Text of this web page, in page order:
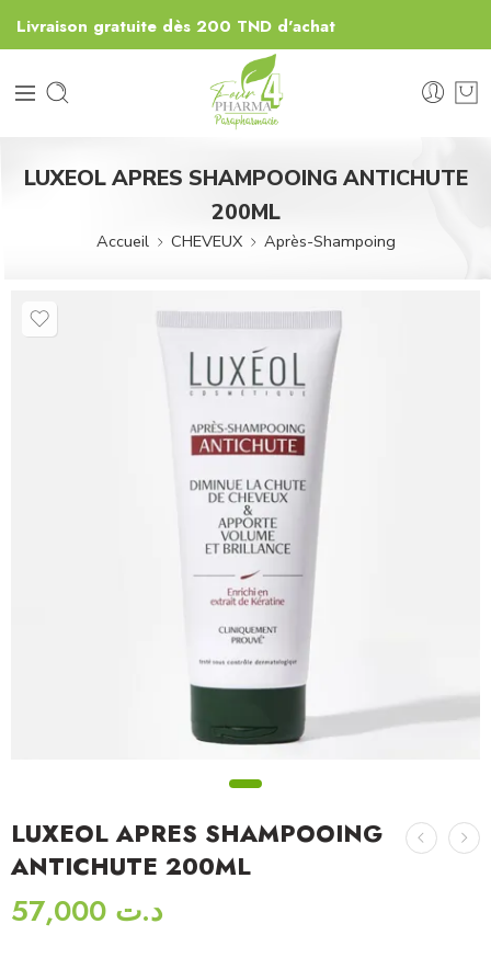
Livraison gratuite dès 200 TND d'achat
LUXEOL APRES SHAMPOOING ANTICHUTE
200ML
Accueil CHEVEUX Après-Shampoing
LUXEOL APRES SHAMPOOING
ANTICHUTE 200ML
د.ت